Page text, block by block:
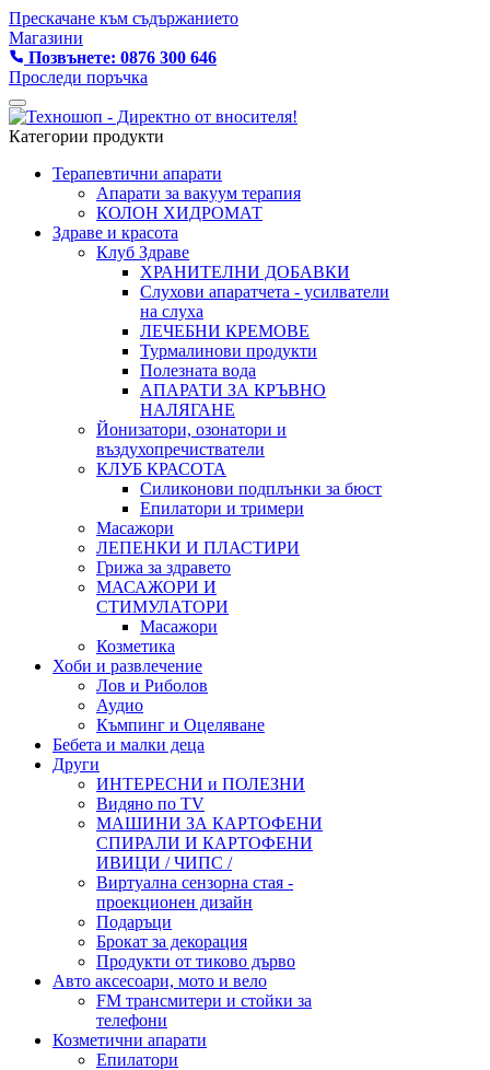
Прескачане към съдържанието
Магазини
Позвънете: 0876 300 646
Проследи поръчка
Категории продукти
Терапевтични апарати
Апарати за вакуум терапия
КОЛОН ХИДРОМАТ
Здраве и красота
Клуб Здраве
ХРАНИТЕЛНИ ДОБАВКИ
Слухови апаратчета - усилватели
на слуха
ЛЕЧЕБНИ КРЕМОВЕ
Турмалинови продукти
Полезната вода
АПАРАТИ ЗА КРЪВНО
НАЛЯГАНЕ
Йонизатори, озонатори и
въздухопречистватели
КЛУБ КРАСОТА
Силиконови подплънки за бюст
Епилатори и тримери
Масажори
ЛЕПЕНКИ И ПЛАСТИРИ
Грижа за здравето
МАСАЖОРИ И
СТИМУЛАТОРИ
Масажори
Козметика
Хоби и развлечение
Лов и Риболов
Аудио
Къмпинг и Оцеляване
Бебета и малки деца
Други
ИНТЕРЕСНИ и ПОЛЕЗНИ
Видяно по TV
МАШИНИ ЗА КАРТОФЕНИ
СПИРАЛИ И КАРТОФЕНИ
ИВИЦИ / ЧИПС /
Виртуална сензорна стая -
проекционен дизайн
Подаръци
Брокат за декорация
Продукти от тиково дърво
Авто аксесоари, мото и вело
FM трансмитери и стойки за
телефони
Козметични апарати
Епилатори